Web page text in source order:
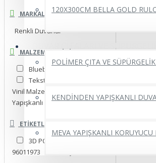
120X300CM BELLA GOLD
DUVAR ÇITALARI VE
POLİMER ÇITA VE
KENDİNDEN YAPIŞKANLI
MEVA YAPIŞKANLI
MARKALAR
Renkli Duvarlar
MALZEME SEÇINIZ.
Blueback İnce Kağıt
Tekstil Tek Parça
Vinil Malzeme
Yapışkanlı Folyo
ETIKETLER
3D POSTER
96011973